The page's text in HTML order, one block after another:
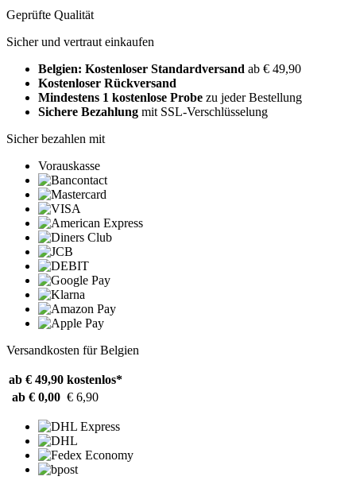
Geprüfte Qualität
Sicher und vertraut einkaufen
Belgien: Kostenloser Standardversand ab € 49,90
Kostenloser Rückversand
Mindestens 1 kostenlose Probe zu jeder Bestellung
Sichere Bezahlung mit SSL-Verschlüsselung
Sicher bezahlen mit
Vorauskasse
Versandkosten für Belgien
ab € 49,90 kostenlos*
ab € 0,00 € 6,90